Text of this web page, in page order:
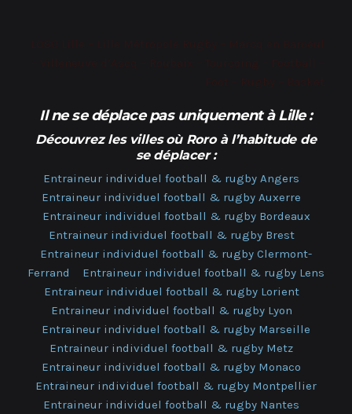
Il ne se déplace pas uniquement à Lille:
Découvrez les villes où Roro à l’habitude de
se déplacer :
Entraineur individuel football & rugby Angers
Entraineur individuel football & rugby Auxerre
Entraineur individuel football & rugby Bordeaux
Entraineur individuel football & rugby Brest
Entraineur individuel football & rugby Clermont-
Ferrand
Entraineur individuel football & rugby Lens
Entraineur individuel football & rugby Lorient
Entraineur individuel football & rugby Lyon
Entraineur individuel football & rugby Marseille
Entraineur individuel football & rugby Metz
Entraineur individuel football & rugby Monaco
Entraineur individuel football & rugby Montpellier
Entraineur individuel football & rugby Nantes